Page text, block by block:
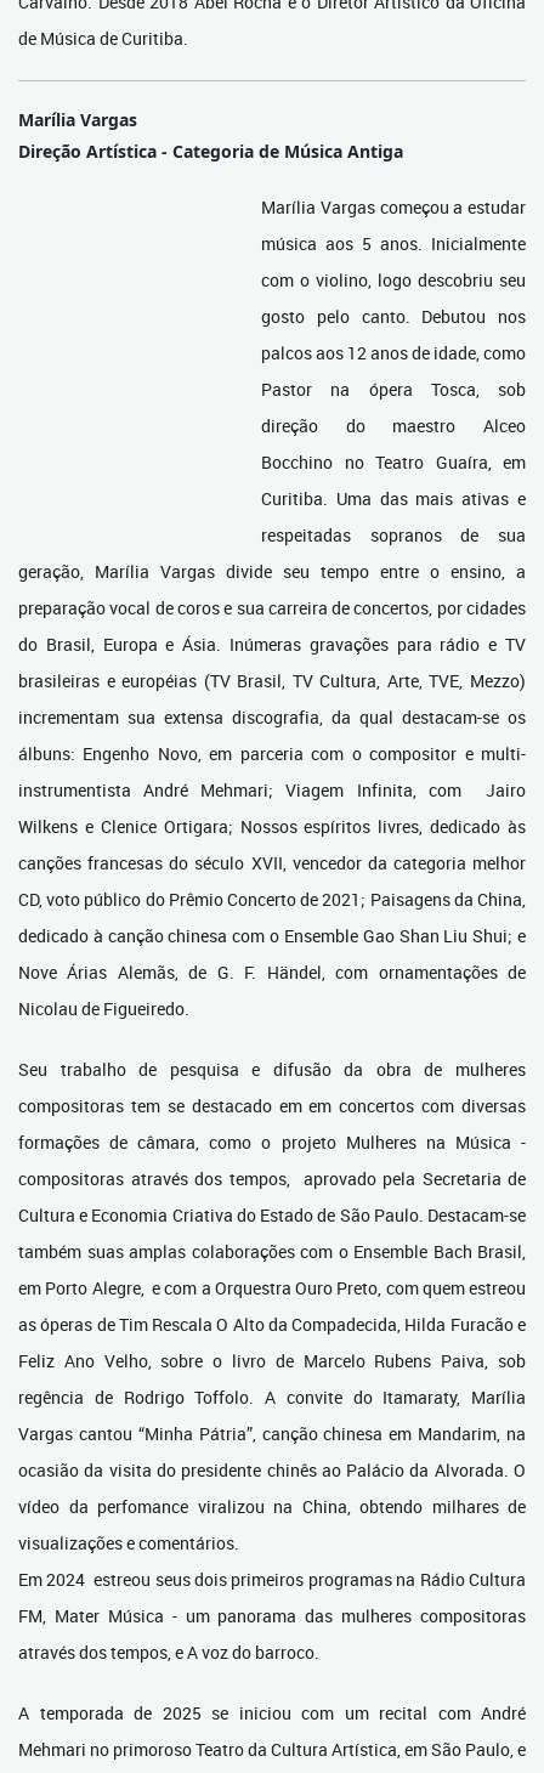
de Música de Curitiba.
Marília Vargas
Direção Artística - Categoria de Música Antiga
Marília Vargas começou a estudar
música aos 5 anos. Inicialmente
com o violino, logo descobriu seu
gosto pelo canto. Debutou nos
palcos aos 12 anos de idade, como
Pastor na ópera Tosca, sob
direção do maestro Alceo
Bocchino no Teatro Guaíra, em
Curitiba. Uma das mais ativas e
respeitadas sopranos de sua
geração, Marília Vargas divide seu tempo entre o ensino, a
preparação vocal de coros e sua carreira de concertos, por cidades
do Brasil, Europa e Ásia. Inúmeras gravações para rádio e TV
brasileiras e européias (TV Brasil, TV Cultura, Arte, TVE, Mezzo)
incrementam sua extensa discografia, da qual destacam-se os
álbuns: Engenho Novo, em parceria com o compositor e multi-
instrumentista André Mehmari; Viagem Infinita, com Jairo
Wilkens e Clenice Ortigara; Nossos espíritos livres, dedicado às
canções francesas do século XVII, vencedor da categoria melhor
CD, voto público do Prêmio Concerto de 2021; Paisagens da China,
dedicado à canção chinesa com o Ensemble Gao Shan Liu Shui; e
Nove Árias Alemãs, de G. F. Händel, com ornamentações de
Nicolau de Figueiredo.
Seu trabalho de pesquisa e difusão da obra de mulheres
compositoras tem se destacado em em concertos com diversas
formações de câmara, como o projeto Mulheres na Música -
compositoras através dos tempos, aprovado pela Secretaria de
Cultura e Economia Criativa do Estado de São Paulo. Destacam-se
também suas amplas colaborações com o Ensemble Bach Brasil,
em Porto Alegre, e com a Orquestra Ouro Preto, com quem estreou
as óperas de Tim Rescala O Alto da Compadecida, Hilda Furacão e
Feliz Ano Velho, sobre o livro de Marcelo Rubens Paiva, sob
regência de Rodrigo Toffolo. A convite do Itamaraty, Marília
Vargas cantou “Minha Pátria”, canção chinesa em Mandarim, na
ocasião da visita do presidente chinês ao Palácio da Alvorada. O
vídeo da perfomance viralizou na China, obtendo milhares de
visualizações e comentários.
Em 2024 estreou seus dois primeiros programas na Rádio Cultura
FM, Mater Música - um panorama das mulheres compositoras
através dos tempos, e A voz do barroco.
A temporada de 2025 se iniciou com um recital com André
Mehmari no primoroso Teatro da Cultura Artística, em São Paulo, e